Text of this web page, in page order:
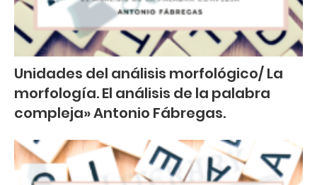
Unidades del análisis morfológico/ La
morfología. El análisis de la palabra
compleja» Antonio Fábregas.